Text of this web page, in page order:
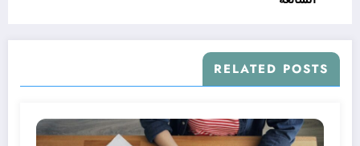
RELATED POSTS